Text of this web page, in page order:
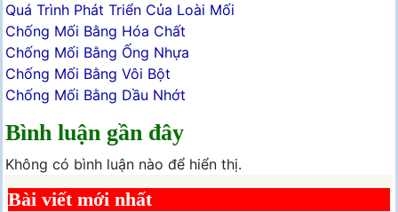
Quá Trình Phát Triển Của Loài Mối
Chống Mối Bằng Hóa Chất
Chống Mối Bằng Ống Nhựa
Chống Mối Bằng Vôi Bột
Chống Mối Bằng Dầu Nhớt
Bình luận gần đây
Không có bình luận nào để hiển thị.
Bài viết mới nhất